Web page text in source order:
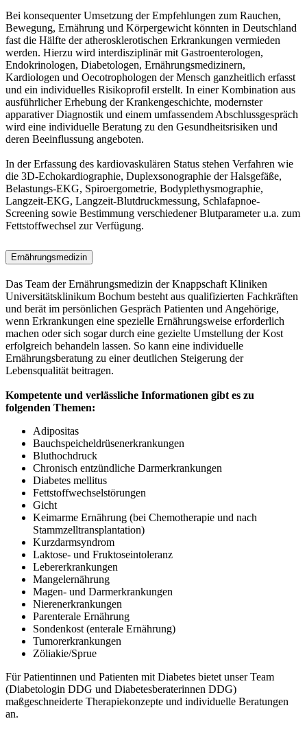
Bei konsequenter Umsetzung der Empfehlungen zum Rauchen,
Bewegung, Ernährung und Körpergewicht könnten in Deutschland
fast die Hälfte der atherosklerotischen Erkrankungen vermieden
werden. Hierzu wird interdisziplinär mit Gastroenterologen,
Endokrinologen, Diabetologen, Ernährungsmedizinern,
Kardiologen und Oecotrophologen der Mensch ganzheitlich erfasst
und ein individuelles Risikoprofil erstellt. In einer Kombination aus
ausführlicher Erhebung der Krankengeschichte, modernster
apparativer Diagnostik und einem umfassendem Abschlussgespräch
wird eine individuelle Beratung zu den Gesundheitsrisiken und
deren Beeinflussung angeboten.
In der Erfassung des kardiovaskulären Status stehen Verfahren wie
die 3D-Echokardiographie, Duplexsonographie der Halsgefäße,
Belastungs-EKG, Spiroergometrie, Bodyplethysmographie,
Langzeit-EKG, Langzeit-Blutdruckmessung, Schlafapnoe-
Screening sowie Bestimmung verschiedener Blutparameter u.a. zum
Fettstoffwechsel zur Verfügung.
Ernährungsmedizin
Das Team der Ernährungsmedizin der Knappschaft Kliniken
Universitätsklinikum Bochum besteht aus qualifizierten Fachkräften
und berät im persönlichen Gespräch Patienten und Angehörige,
wenn Erkrankungen eine spezielle Ernährungsweise erforderlich
machen oder sich sogar durch eine gezielte Umstellung der Kost
erfolgreich behandeln lassen. So kann eine individuelle
Ernährungsberatung zu einer deutlichen Steigerung der
Lebensqualität beitragen.
Kompetente und verlässliche Informationen gibt es zu
folgenden Themen:
Adipositas
Bauchspeicheldrüsenerkrankungen
Bluthochdruck
Chronisch entzündliche Darmerkrankungen
Diabetes mellitus
Fettstoffwechselstörungen
Gicht
Keimarme Ernährung (bei Chemotherapie und nach
Stammzelltransplantation)
Kurzdarmsyndrom
Laktose- und Fruktoseintoleranz
Lebererkrankungen
Mangelernährung
Magen- und Darmerkrankungen
Nierenerkrankungen
Parenterale Ernährung
Sondenkost (enterale Ernährung)
Tumorerkrankungen
Zöliakie/Sprue
Für Patientinnen und Patienten mit Diabetes bietet unser Team
(Diabetologin DDG und Diabetesberaterinnen DDG)
maßgeschneiderte Therapiekonzepte und individuelle Beratungen
an.